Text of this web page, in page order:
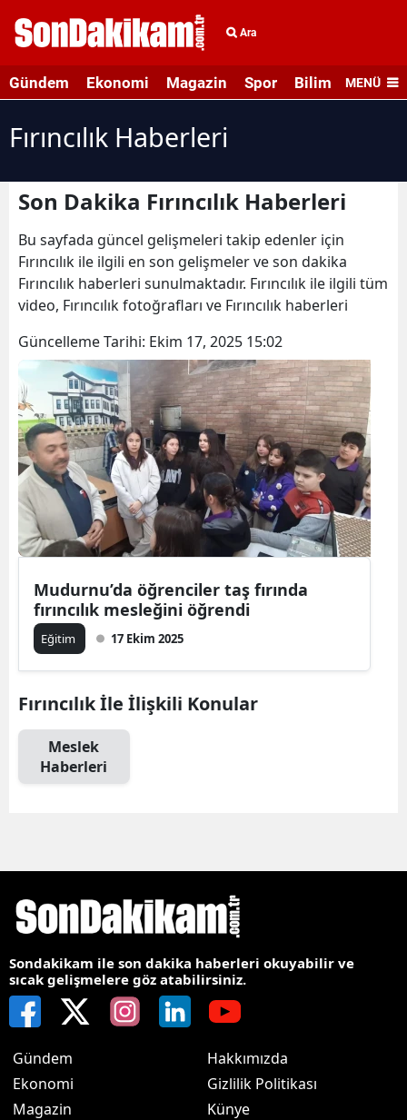
Ara
Gündem Ekonomi Magazin Spor Bilim veMENÜ
Fırıncılık Haberleri
Son Dakika Fırıncılık Haberleri
Bu sayfada güncel gelişmeleri takip edenler için
Fırıncılık ile ilgili en son gelişmeler ve son dakika
Fırıncılık haberleri sunulmaktadır. Fırıncılık ile ilgili tüm
video, Fırıncılık fotoğrafları ve Fırıncılık haberleri
Güncelleme Tarihi: Ekim 17, 2025 15:02
Mudurnu’da öğrenciler taş fırında
fırıncılık mesleğini öğrendi
Eğitim 17 Ekim 2025
Fırıncılık İle İlişkili Konular
Meslek
Haberleri
Sondakikam ile son dakika haberleri okuyabilir ve
sıcak gelişmelere göz atabilirsiniz.
Gündem
Ekonomi
Magazin
Hakkımızda
Gizlilik Politikası
Künye